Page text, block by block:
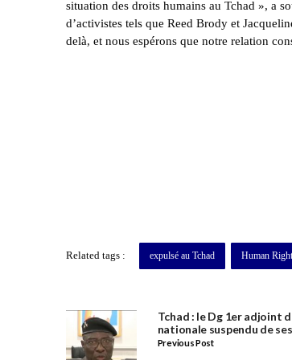
situation des droits humains au Tchad », a
d’activistes tels que Reed Brody et
delà, et nous espérons que notre relation
Related tags : expulsé au Tchad Human
Tchad : le Dg 1er adjoint
nationale suspendu de
Previous Post